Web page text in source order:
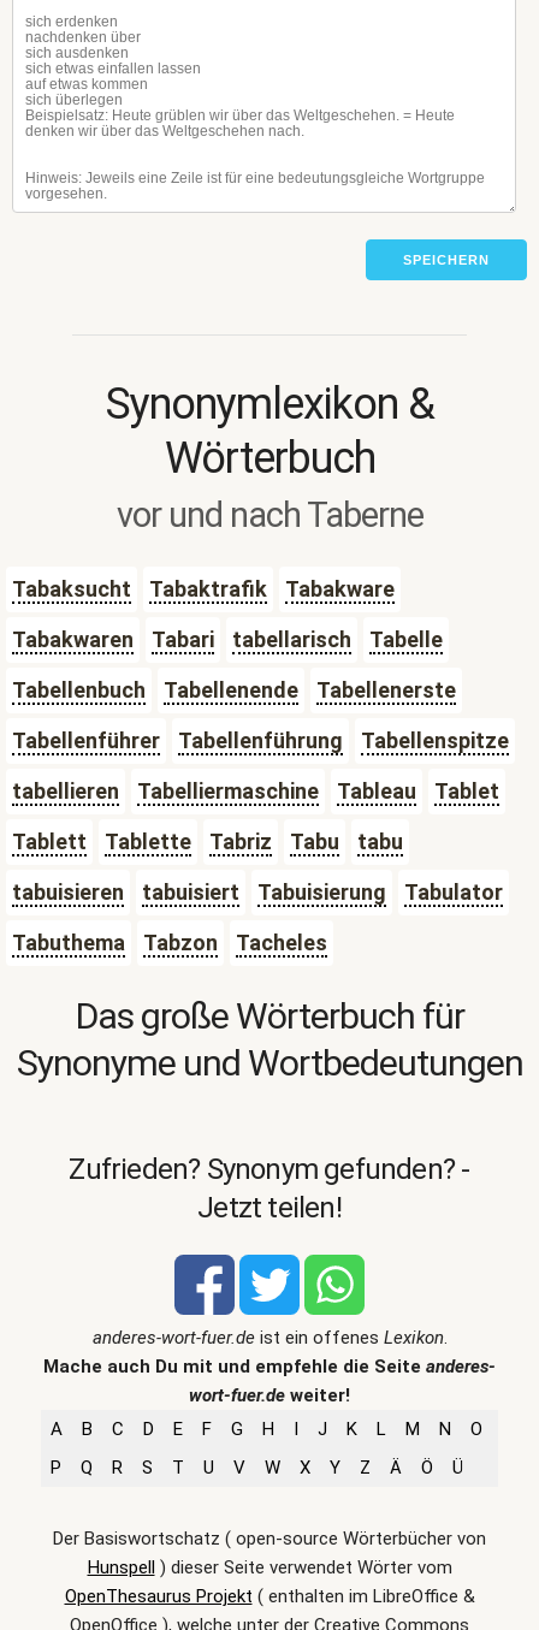
SPEICHERN
Synonymlexikon &
Wörterbuch
vor und nach Taberne
Tabaksucht Tabaktrafik
Tabakware
Tabakwaren
Tabari tabellarisch
Tabelle
Tabellenbuch
Tabellenende
Tabellenerste
Tabellenführer
Tabellenführung
Tabellenspitze
tabellieren
Tabelliermaschine Tableau
Tablet
Tablett
Tablette Tabriz Tabu
tabu
tabuisieren
tabuisiert Tabuisierung
Tabulator
Tabuthema
Tabzon Tacheles
Das große Wörterbuch für
Synonyme und Wortbedeutungen
Zufrieden? Synonym gefunden? -
Jetzt teilen!
anderes-wort-fuer.deist ein offenes Lexikon.
Mache auch Du mit und empfehle die Seite anderes-
wort-fuer.de weiter!
A
B C D E F G H I J K L M N
O
P
Q R S T U V W X Y Z Ä Ö Ü
Der Basiswortschatz ( open-source Wörterbücher von
Hunspell) dieser Seite verwendet Wörter vom
OpenThesaurus Projekt ( enthalten im LibreOffice &
OpenOffice ), welche unter der Creative Commons